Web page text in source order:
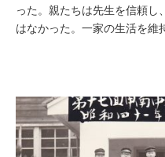
った。親たちは先生を信頼し
はなかった。一家の生活を維